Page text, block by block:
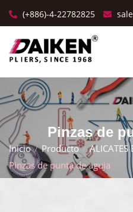
(+886)-4-22782825
Pinzas de
Inicio Producto
ALICATES
Pinzas de punta de aguja